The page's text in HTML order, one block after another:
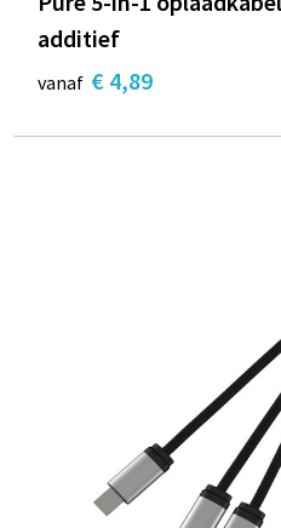
additief
vanaf € 4,89